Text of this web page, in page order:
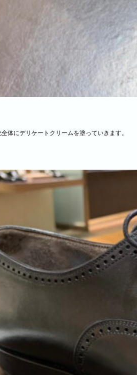
体にデリケートクリームを塗っていきます。